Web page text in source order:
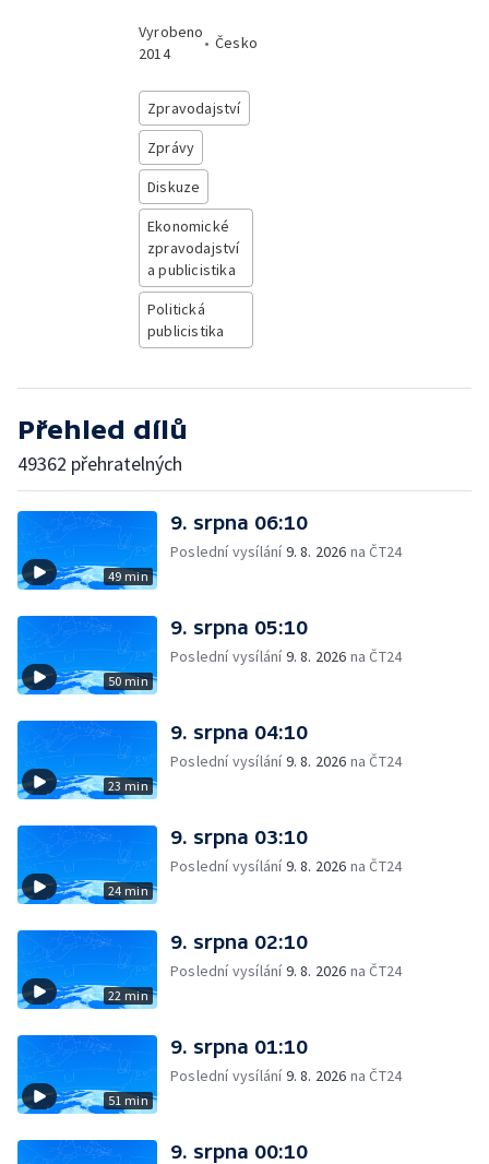
Vyrobeno
2014
• Česko
Zpravodajství
Zprávy
Diskuze
Ekonomické
zpravodajství
a publicistika
Politická
publicistika
Přehled dílů
49362 přehratelných
49 min
9. srpna 06:10
Poslední vysílání9. 8. 2026 na ČT24
50 min
9. srpna 05:10
Poslední vysílání9. 8. 2026 na ČT24
23 min
9. srpna 04:10
Poslední vysílání9. 8. 2026 na ČT24
24 min
9. srpna 03:10
Poslední vysílání9. 8. 2026 na ČT24
22 min
9. srpna 02:10
Poslední vysílání9. 8. 2026 na ČT24
51 min
9. srpna 01:10
Poslední vysílání9. 8. 2026 na ČT24
9. srpna 00:10